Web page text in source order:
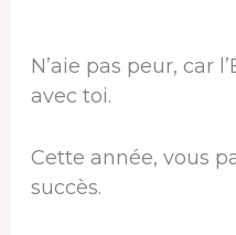
N’aie pas peur, car
avec toi.
Cette année, vous
succès.